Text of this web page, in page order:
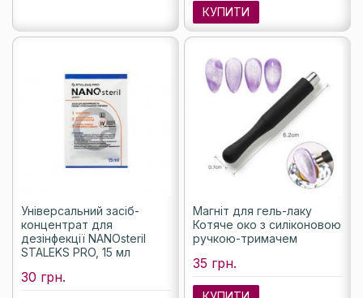
КУПИТИ
Універсальний засіб-
концентрат для
дезінфекції NANOsteril
STALEKS PRO, 15 мл
30 грн.
Магніт для гель-лаку
Котяче око з силіконовою
ручкою-тримачем
35 грн.